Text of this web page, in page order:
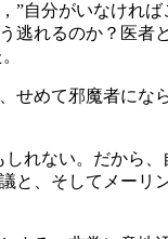
自分がいなけれ
れるのか？医
めて邪魔者に
れない。だから
、そしてメー